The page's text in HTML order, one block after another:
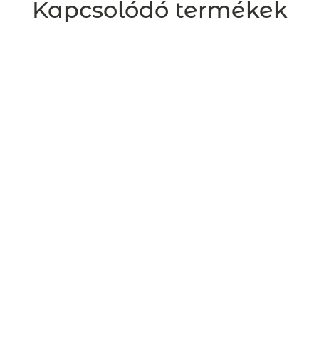
Kapcsolódó termékek